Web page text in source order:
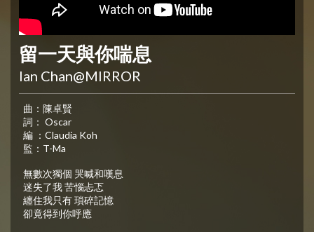
留一天與你喘息
Ian Chan@MIRROR
曲：陳卓賢
詞： Oscar
編 ：Claudia Koh
監：T-Ma
無數次獨個 哭喊和嘆息
迷失了我 苦惱忐忑
纏住我只有 瑣碎記憶
卻竟得到你呼應